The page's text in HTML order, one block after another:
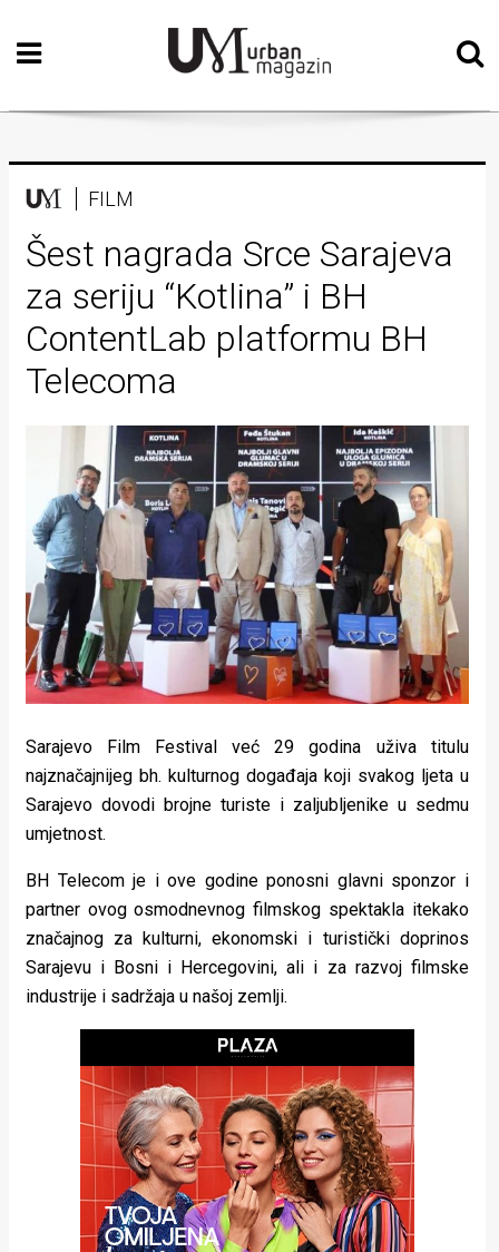
Početna
Vizualne
Teatar
Književnost
Muzika
Film
Intervju
Kolumne
Lifestyle
Beauty
Fashion
Zdravlje
Za
stolom
Život
u
pokretu
Ideje
koje
Aktivizam
Aktuelnosti
FILM
Šest nagrada Srce Sarajeva
za seriju “Kotlina” i BH
ContentLab platformu BH
Telecoma
Sarajevo Film Festival već 29 godina uživa titulu
najznačajnijeg bh. kulturnog događaja koji svakog ljeta u
Sarajevo dovodi brojne turiste i zaljubljenike u sedmu
umjetnost.
BH Telecom je i ove godine ponosni glavni sponzor i
partner ovog osmodnevnog filmskog spektakla itekako
značajnog za kulturni, ekonomski i turistički doprinos
Sarajevu i Bosni i Hercegovini, ali i za razvoj filmske
industrije i sadržaja u našoj zemlji.